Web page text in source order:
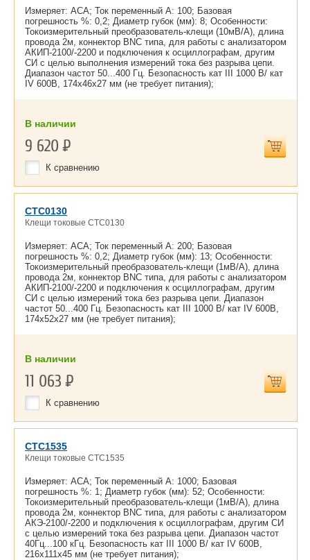
Измеряет: ACA; Ток переменный А: 100; Базовая
погрешность %: 0,2; Диаметр губок (мм): 8; Особенности:
Токоизмерительный преобразователь-клещи (10мВ/А), длина
провода 2м, коннектор BNC типа, для работы с анализатором
АКИП-2100/-2200 и подключения к осциллографам, другим
СИ с целью выполнения измерений тока без разрыва цепи.
Диапазон частот 50...400 Гц. Безопасность кат III 1000 В/ кат
IV 600В, 174х46х27 мм (не требует питания);
В наличии
9 620Р
К сравнению
CTC0130
Клещи токовые CTC0130
Измеряет: ACA; Ток переменный А: 200; Базовая
погрешность %: 0,2; Диаметр губок (мм): 13; Особенности:
Токоизмерительный преобразователь-клещи (1мВ/А), длина
провода 2м, коннектор BNC типа, для работы с анализатором
АКИП-2100/-2200 и подключения к осциллографам, другим
СИ с целью измерений тока без разрыва цепи. Диапазон
частот 50...400 Гц. Безопасность кат III 1000 В/ кат IV 600В,
174х52х27 мм (не требует питания);
В наличии
11 063Р
К сравнению
CTC1535
Клещи токовые CTC1535
Измеряет: ACA; Ток переменный А: 1000; Базовая
погрешность %: 1; Диаметр губок (мм): 52; Особенности:
Токоизмерительный преобразователь-клещи (1мВ/А), длина
провода 2м, коннектор BNC типа, для работы с анализатором
АКЭ-2100/-2200 и подключения к осциллографам, другим СИ
с целью измерений тока без разрыва цепи. Диапазон частот
40Гц...100 кГц. Безопасность кат III 1000 В/ кат IV 600В,
216х111х45 мм (не требует питания);